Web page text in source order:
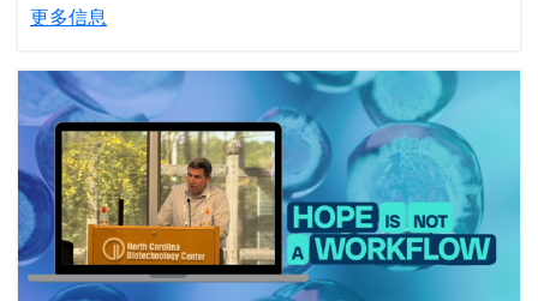
更多信息